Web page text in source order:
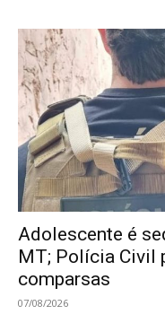
Adolescente é
MT; Polícia Civil
comparsas
07/08/2026